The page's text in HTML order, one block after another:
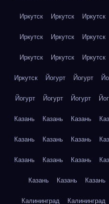
Иркутск Иркутск Иркутск
Иркутск Иркутск Иркутск
Иркутск Иркутск Иркутск
Иркутск Йогурт Йогурт
Йогурт Йогурт Йогурт
Казань Казань Казань
Казань Казань Казань
Казань Казань Казань
Казань Казань Казань
Калининград Калининград